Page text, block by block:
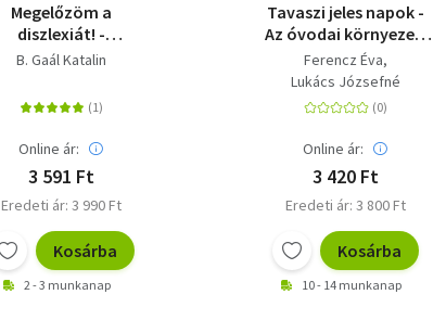
Megelőzöm a
diszlexiát! -
Betűtanító, nyelvi
5-8 éveseknek
B. Gaál Katalin
Online ár:
3 591 Ft
Eredeti ár: 3 990 Ft
Kosárba
2 - 3 munkanap
Tavaszi jeles napok -
Az óvodai környezeti
nevelésben
Ferencz Éva
Lukács Józsefné
Online ár:
3 420 Ft
Eredeti ár: 3 800 Ft
Kosárba
10 - 14 munkanap